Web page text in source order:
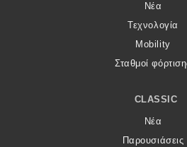
Νέα
Τεχνολογία
Mobility
Σταθμοί
CLASSIC
Νέα
Παρουσιάσεις